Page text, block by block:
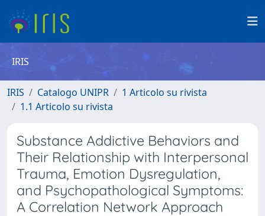
IRIS
IRIS Catalogo UNIPR
1 Articolo su rivista
1.1 Articolo su rivista
Substance Addictive Behaviors and
Their Relationship with Interpersonal
Trauma, Emotion Dysregulation,
and Psychopathological Symptoms:
A Correlation Network Approach